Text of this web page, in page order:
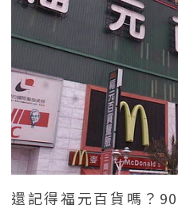
還記得福元百貨嗎？